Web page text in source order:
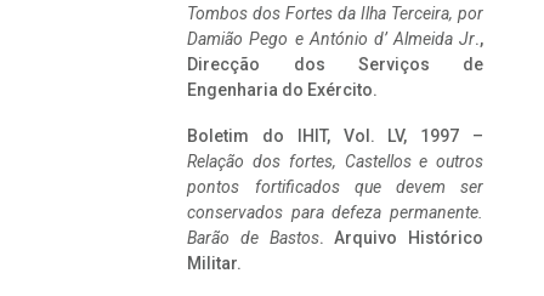
Tombos dos Fortes da Ilha Terceira, por
Damião Pego e António d’ Almeida Jr.,
Direcção dos Serviços de
Engenharia do Exército.
Boletim do IHIT, Vol. LV, 1997 –
Relação dos fortes, Castellos e outros
pontos fortificados que devem ser
conservados para defeza permanente.
Barão de Bastos. Arquivo Histórico
Militar.